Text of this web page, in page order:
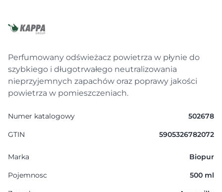
Perfumowany odświeżacz powietrza w płynie do
szybkiego i długotrwałego neutralizowania
nieprzyjemnych zapachów oraz poprawy jakości
powietrza w pomieszczeniach.
Numer katalogowy 502678
GTIN 5905326782072
Marka Biopur
Pojemnosc 500 ml